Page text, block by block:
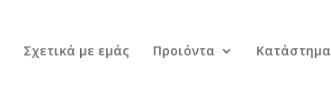
Σχετικά με εμάς Προιόντα Κατάστημα